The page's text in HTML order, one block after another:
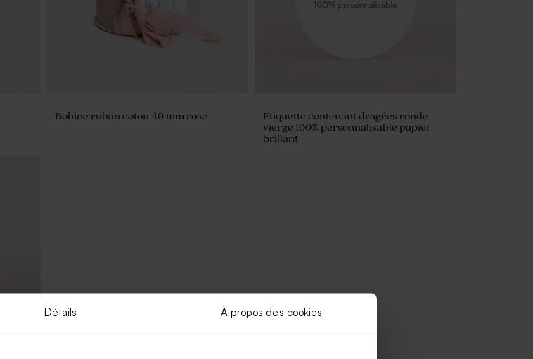
Détails À propos des cookies
Bobine ruban coton 40 mm rose
Etiquette contenant dragées ronde
vierge 100% personnalisable papier
brillant